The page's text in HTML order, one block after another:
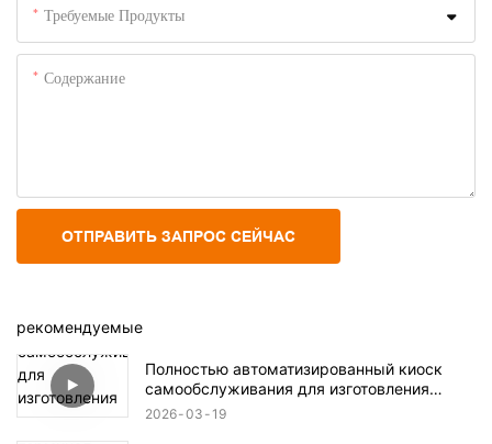
Требуемые Продукты
Содержание
ОТПРАВИТЬ ЗАПРОС СЕЙЧАС
рекомендуемые
Полностью автоматизированный киоск
самообслуживания для изготовления
чехлов для телефонов с индивидуальной
2026 03 19